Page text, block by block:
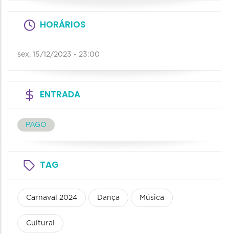
HORÁRIOS
sex, 15/12/2023 - 23:00
ENTRADA
PAGO
TAG
Carnaval 2024 Dança Música
Cultural